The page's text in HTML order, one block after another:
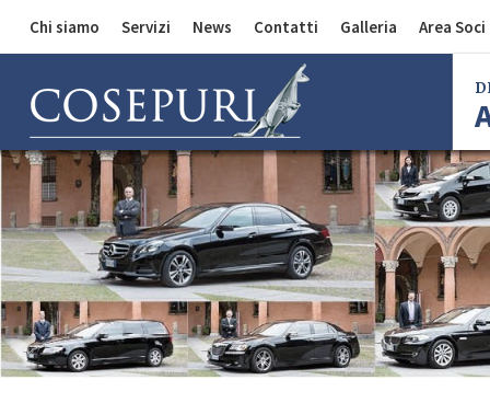
Chi siamo Servizi
Comunicazioni
News Contatti Galleria
Divisione Bus
Area Soci